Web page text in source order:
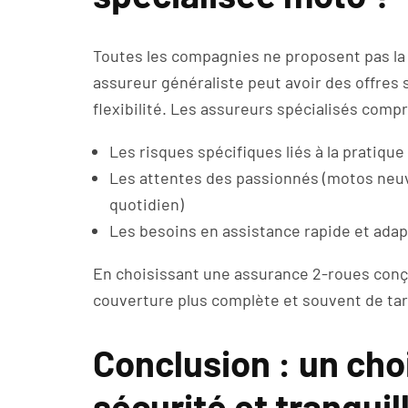
Toutes les compagnies ne proposent pas
assureur généraliste peut avoir des offres
flexibilité. Les assureurs spécialisés
Les risques spécifiques liés à la
Les attentes des passionnés (motos
quotidien)
Les besoins en assistance rapide et
En choisissant une assurance 2-roues
couverture plus complète et souvent de
Conclusion : un